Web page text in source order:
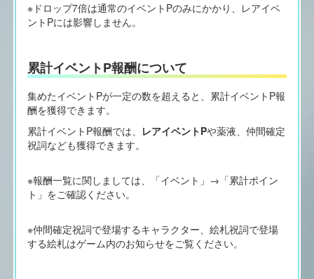
※ドロップ7倍は通常のイベントPのみにかかり、レアイベ
ントPには影響しません。
累計イベントP報酬について
集めたイベントPが一定の数を超えると、累計イベントP報
酬を獲得できます。
累計イベントP報酬では、
レアイベントPや薬液、仲間確定
祝詞なども獲得できます。
※報酬一覧に関しましては、「イベント」→「累計ポイン
ト」をご確認ください。
※仲間確定祝詞で登場するキャラクター、絵札祝詞で登場
する絵札はゲーム内のお知らせをご覧ください。